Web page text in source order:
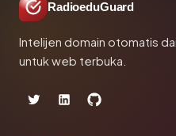
RadioeduGuard
Intelijen domain otomatis
untuk web terbuka.